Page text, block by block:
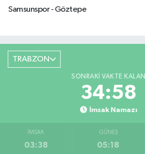
Samsunspor - Göztepe
TRABZON
SONRAKI VAKTE KALAN
34:57
İmsak Namazı
İMSAK
03:38
GÜNEŞ
05:18